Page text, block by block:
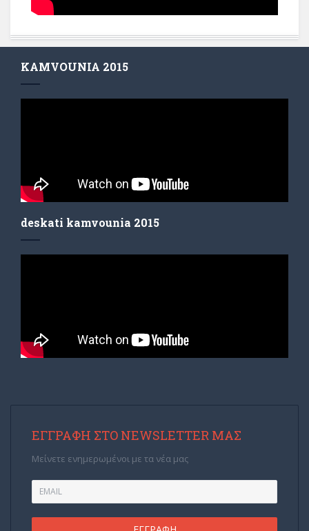
KAMVOUNIA 2015
deskati kamvounia 2015
ΕΓΓΡΑΦΉ ΣΤΟ NEWSLETTER ΜΑΣ
Μείνετε ενημερωμένοι με τα νέα μας